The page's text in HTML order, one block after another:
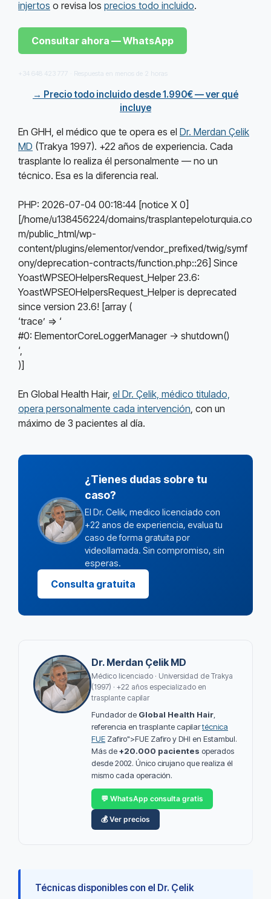
injertos o revisa los precios todo incluido.
Consultar ahora — WhatsApp
+34 648 423 777 · Respuesta en menos de 2 horas
→ Precio todo incluido desde 1.990€ — ver qué
incluye
En GHH, el médico que te opera es el Dr. Merdan Çelik
MD (Trakya 1997). +22 años de experiencia. Cada
trasplante lo realiza él personalmente — no un
técnico. Esa es la diferencia real.
PHP: 2026-07-04 00:18:44 [notice X 0]
[/home/u138456224/domains/trasplantepeloturquia.co
m/public_html/wp-
content/plugins/elementor/vendor_prefixed/twig/symf
ony/deprecation-contracts/function.php::26] Since
YoastWPSEOHelpersRequest_Helper 23.6:
YoastWPSEOHelpersRequest_Helper is deprecated
since version 23.6! [array (
‘trace’ => ‘
#0: ElementorCoreLoggerManager -> shutdown()
‘,
)]
En Global Health Hair, el Dr. Çelik, médico titulado,
opera personalmente cada intervención, con un
máximo de 3 pacientes al día.
¿Tienes dudas sobre tu
caso?
El Dr. Celik, medico licenciado con
+22 anos de experiencia, evalua tu
caso de forma gratuita por
videollamada. Sin compromiso, sin
esperas.
Consulta gratuita
Dr. Merdan Çelik MD
Médico licenciado · Universidad de Trakya
(1997) · +22 años especializado en
trasplante capilar
Fundador de Global Health Hair,
referencia en trasplante capilartécnica
FUE Zafiro">FUE Zafiro y DHI en Estambul.
Más de+20.000 pacientes operados
desde 2002. Único cirujano que realiza él
mismo cada operación.
💬 WhatsApp consulta gratis
💰 Ver precios
Técnicas disponibles con el Dr. Çelik